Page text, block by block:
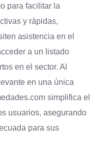
para facilitar la
y rápidas,
asistencia en el
a un listado
en el sector. Al
en una única
simplifica el
usuarios, asegurando
para sus